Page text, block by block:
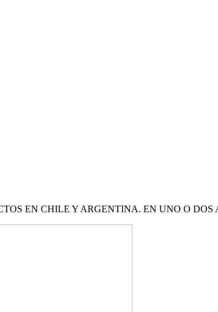
EN CHILE Y ARGENTINA. EN UNO O